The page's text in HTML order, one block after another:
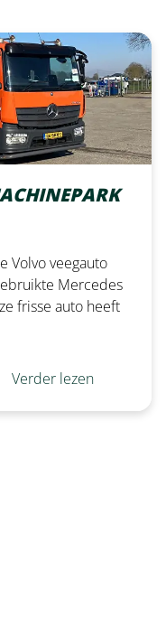
Volvo veegauto
Mercedes
frisse auto heeft
Verder lezen